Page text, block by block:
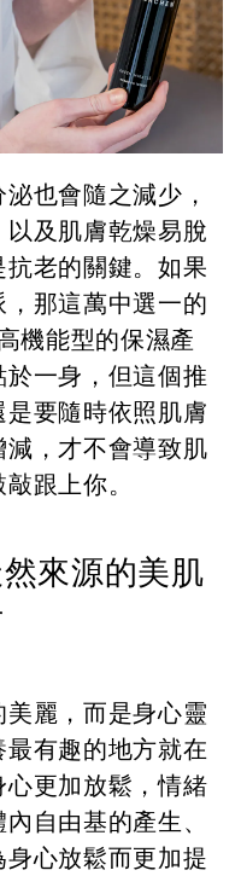
也會隨之減少，
及肌膚乾燥易脫
老的關鍵。 如果
那這萬中選一的
機能型的保濕產
一身，但這個推
要隨時依照肌膚
，才不會導致肌
跟上你。
然來源的美肌
麗，而是身心靈
有趣的地方就在
更加放鬆，情緒
自由基的產生、
心放鬆而更加提